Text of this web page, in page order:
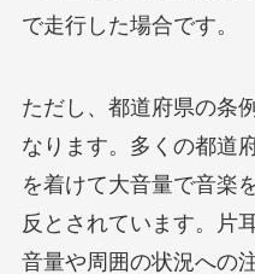
で走行した場合です。
ただし、都道府県の条
なります。多くの都道
を着けて大音量で音楽
反とされています。片
音量や周囲の状況への